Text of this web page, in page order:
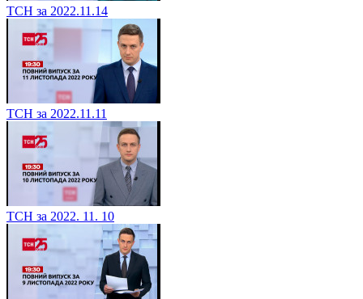
ТСН за 2022.11.14
ТСН за 2022.11.11
ТСН за 2022. 11. 10